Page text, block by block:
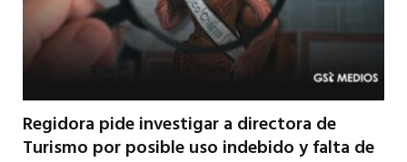
Regidora pide investigar a directora de
Turismo por posible uso indebido y falta de